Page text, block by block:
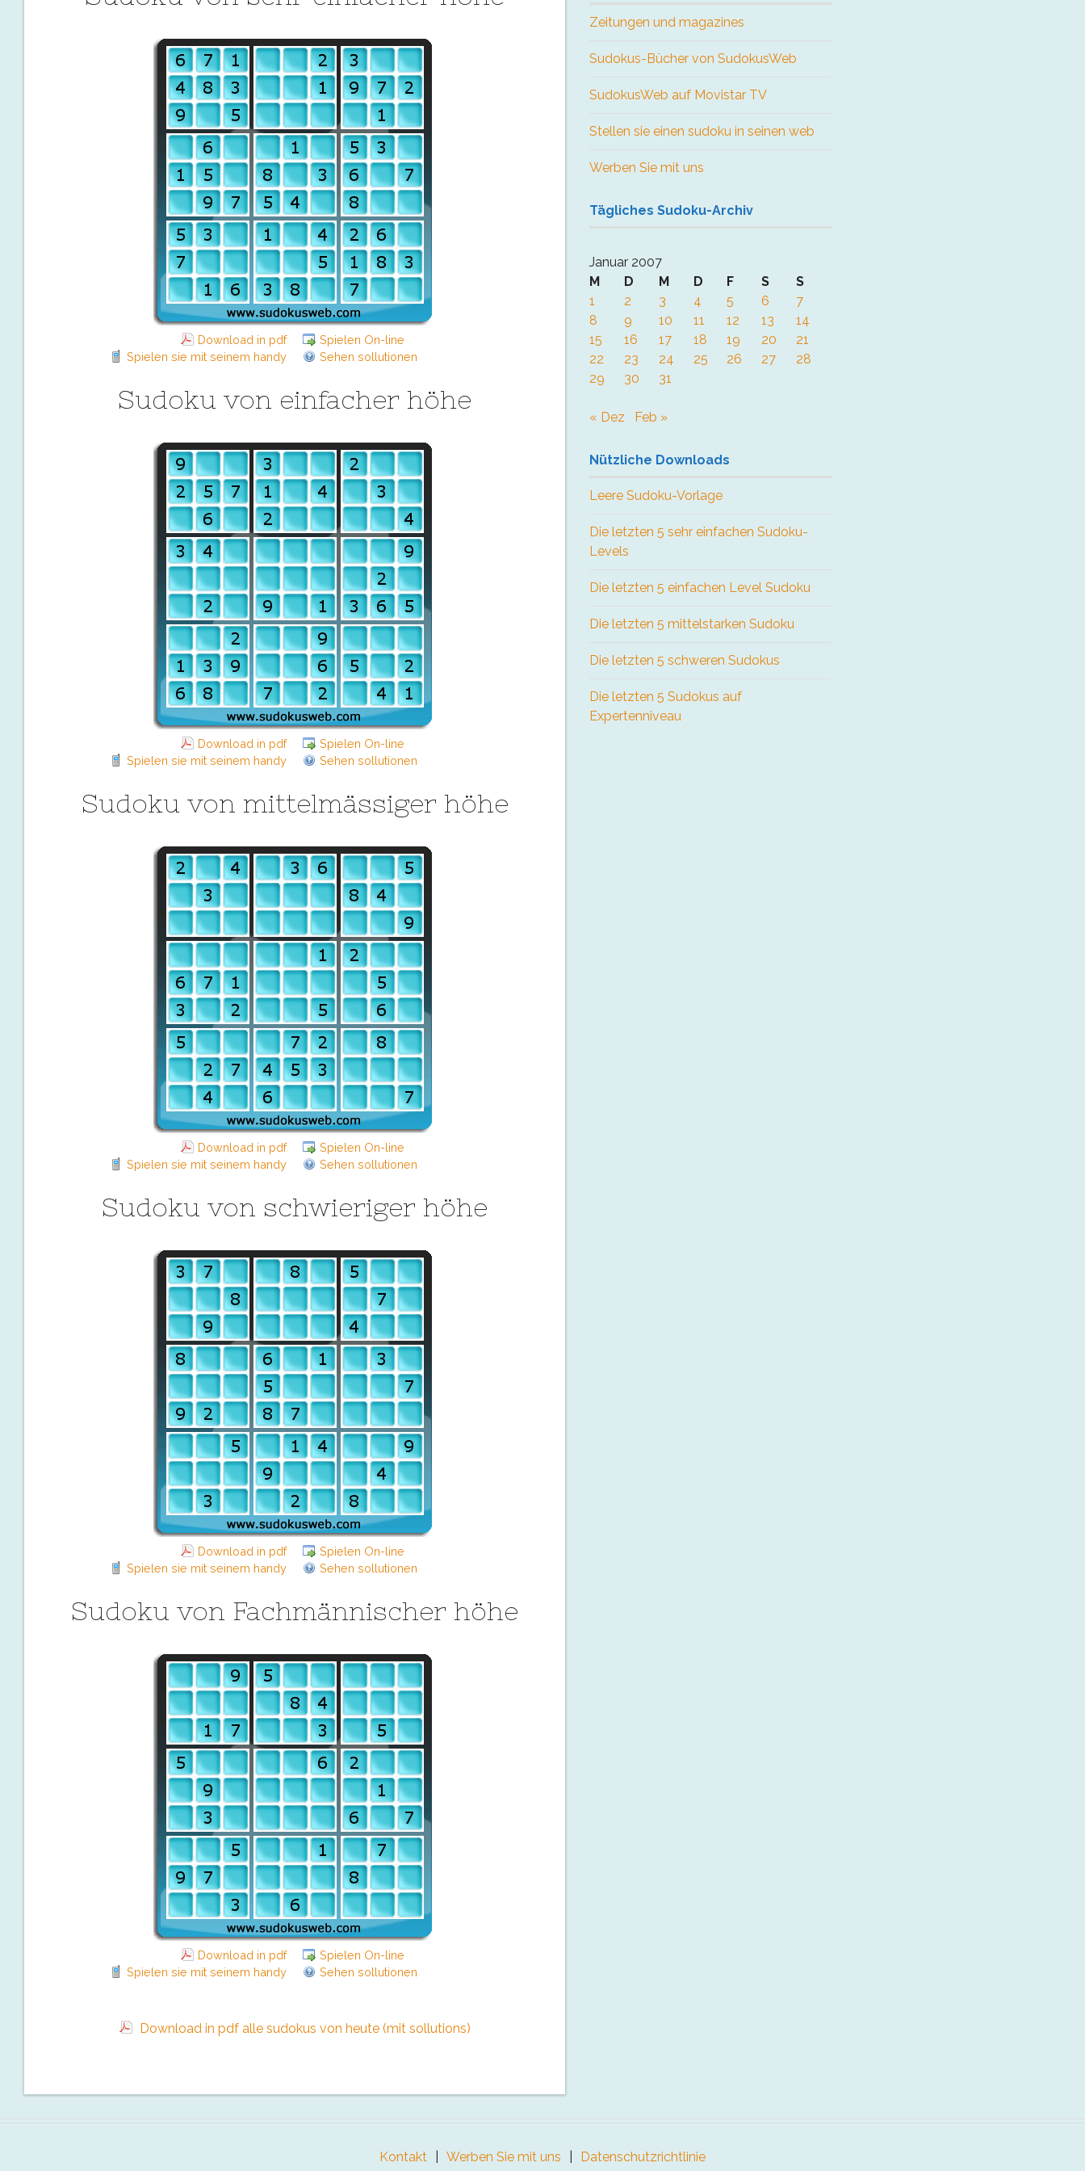
Download in pdf
Spielen On-line
Spielen sie mit seinem handy
Sehen sollutionen
Sudoku von einfacher höhe
Download in pdf
Spielen On-line
Spielen sie mit seinem handy
Sehen sollutionen
Sudoku von mittelmässiger höhe
Download in pdf
Spielen On-line
Spielen sie mit seinem handy
Sehen sollutionen
Sudoku von schwieriger höhe
Download in pdf
Spielen On-line
Spielen sie mit seinem handy
Sehen sollutionen
Sudoku von Fachmännischer höhe
Download in pdf
Spielen On-line
Spielen sie mit seinem handy
Sehen sollutionen
Download in pdf alle sudokus von heute (mit sollutions)
Zeitungen und magazines
Sudokus-Bücher von SudokusWeb
SudokusWeb auf Movistar TV
Stellen sie einen sudoku in seinen web
Werben Sie mit uns
Tägliches Sudoku-Archiv
Januar 2007
M
D M D F S
S
1
2 3 4 5 6
7
8
9 10 11 12 13
14
15
16 17 18 19 20
21
22
23 24 25 26 27
28
29
30 31
« Dez Feb »
Nützliche Downloads
Leere Sudoku-Vorlage
Die letzten 5 sehr einfachen Sudoku-
Levels
Die letzten 5 einfachen Level Sudoku
Die letzten 5 mittelstarken Sudoku
Die letzten 5 schweren Sudokus
Die letzten 5 Sudokus auf
Expertenniveau
Kontakt Werben Sie mit uns
Datenschutzrichtlinie